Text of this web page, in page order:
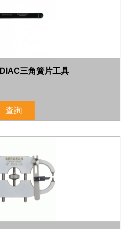
三角簧片工具
查詢